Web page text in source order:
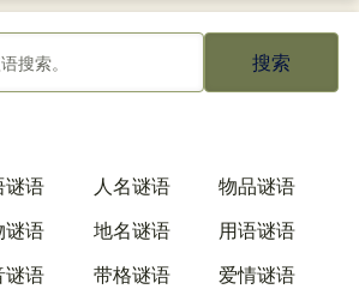
谜语 人名谜语
物品谜语
谜语 地名谜语
用语谜语
谜语 带格谜语
爱情谜语